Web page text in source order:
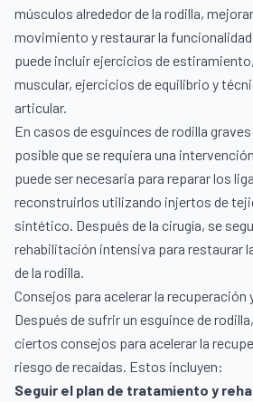
músculos alrededor de la rodilla,
movimiento y restaurar la
puede incluir ejercicios de
muscular, ejercicios de equilibrio y
articular.
En casos de esguinces de rodilla
posible que se requiera una
puede ser necesaria para reparar los
reconstruirlos utilizando injertos de
sintético. Después de la cirugía, se
rehabilitación intensiva para restaurar
de la rodilla.
Consejos para acelerar la recuperación
Después de sufrir un esguince de
ciertos consejos para acelerar la
riesgo de recaídas. Estos incluyen:
Seguir el plan de tratamiento y